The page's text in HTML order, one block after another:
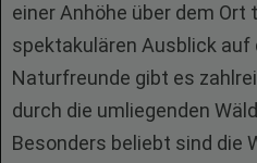
einer Anhöhe über dem Ort
spektakulären Ausblick auf
Naturfreunde gibt es
durch die umliegenden
Besonders beliebt sind die